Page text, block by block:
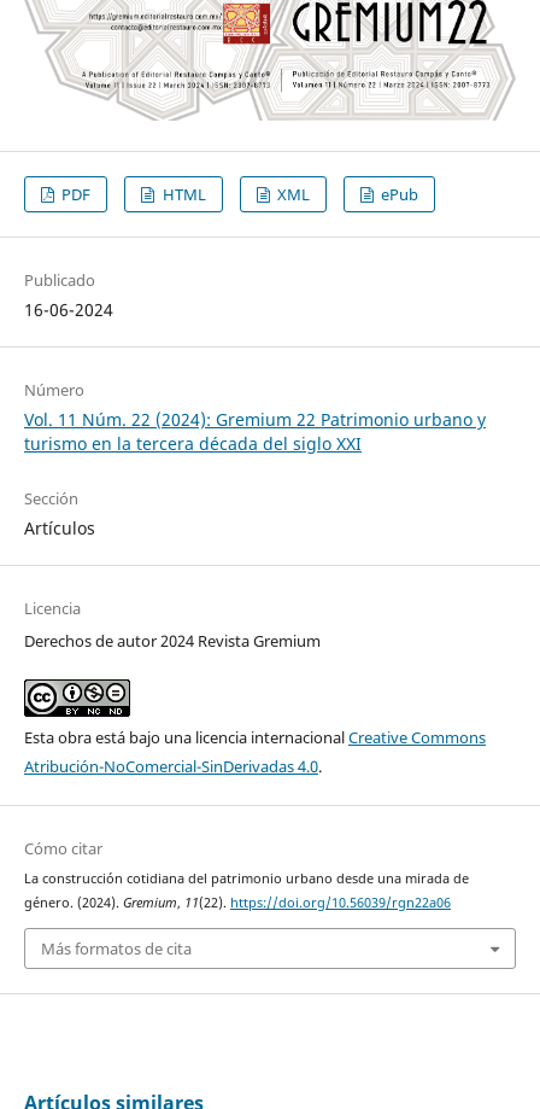
PDF HTML XML ePub
Publicado
16-06-2024
Número
Vol. 11 Núm. 22 (2024): Gremium 22 Patrimonio urbano y
turismo en la tercera década del siglo XXI
Sección
Artículos
Licencia
Derechos de autor 2024 Revista Gremium
Esta obra está bajo una licencia internacionalCreative Commons
Atribución-NoComercial-SinDerivadas 4.0.
Cómo citar
La construcción cotidiana del patrimonio urbano desde una mirada de
género. (2024). Gremium, 11(22). https://doi.org/10.56039/rgn22a06
Más formatos de cita
Artículos similares